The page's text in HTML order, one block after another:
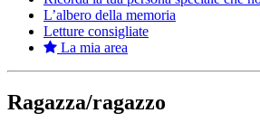
L’albero della memoria
Letture consigliate
La mia area
Ragazza/ragazzo